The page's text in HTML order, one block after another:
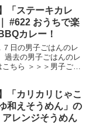
ロース（薄切り） ４
「ステーキカレ
#622 おうちで楽
カレー！
７日の男子ごはんのレ
過去の男子ごはんのレ
ちら ＞＞＞男子ごは
ジル １パック（１５
「カリカリじゃこ
和えそうめん」の
レンジそうめん